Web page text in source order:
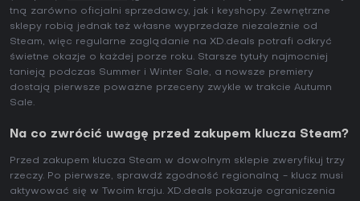
tną zarówno oficjalni sprzedawcy, jak i keyshopy. Zewnętrzne
sklepy robią jednak też własne wyprzedaże niezależnie od
Steam, więc regularne zaglądanie na XD.deals potrafi odkryć
świetne okazje o każdej porze roku. Starsze tytuły najmocniej
tanieją podczas Summer i Winter Sale, a nowsze premiery
dostają pierwsze poważne przeceny zwykle w trakcie Autumn
Sale.
Na co zwrócić uwagę przed zakupem klucza Steam?
Przed zakupem klucza Steam w dowolnym sklepie zweryfikuj trzy
rzeczy. Po pierwsze, sprawdź zgodność regionalną - klucz musi
aktywować się w Twoim kraju. XD.deals pokazuje ograniczenia